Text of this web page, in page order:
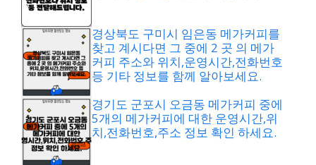
경상북도 구미시 임은동 메가커피를
찾고 계시다면 그 중에 2 곳 의 메가
커피 주소와 위치,운영시간,전화번호
등 기타 정보를 함께 알아보세요.
경기도 군포시 오금동 메가커피 중에
5개의 메가커피에 대한 운영시간,위
치,전화번호,주소 정보 확인 하세요.